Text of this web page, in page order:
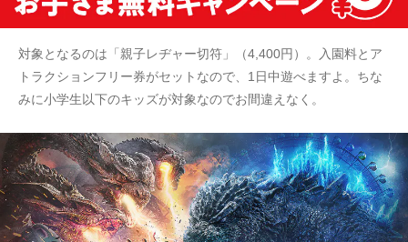
対象となるのは「親子レヂャー切符」（4,400円）。入園料とア
トラクションフリー券がセットなので、1日中遊べますよ。ちな
みに小学生以下のキッズが対象なのでお間違えなく。